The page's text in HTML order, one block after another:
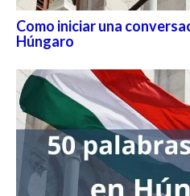
Como iniciar una
Húngaro